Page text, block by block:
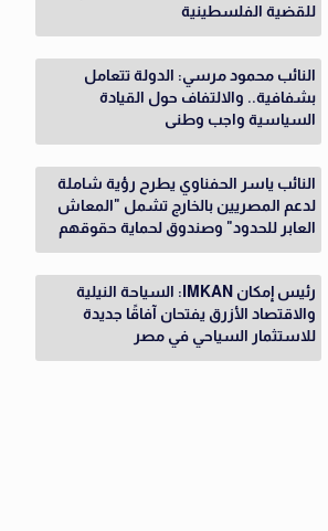
للقضية الفلسطينية
النائب محمود مرسي: الدولة تتعامل
بشفافية.. والالتفاف حول القيادة
السياسية واجب وطنى
النائب ياسر الحفناوي يطرح رؤية شاملة
لدعم المصريين بالخارج تشمل "المعاش
العابر للحدود" وصندوق لحماية حقوقهم
رئيس إمكان IMKAN: السياحة النيلية
والاقتصاد الأزرق يفتحان آفاقًا جديدة
للاستثمار السياحي في مصر